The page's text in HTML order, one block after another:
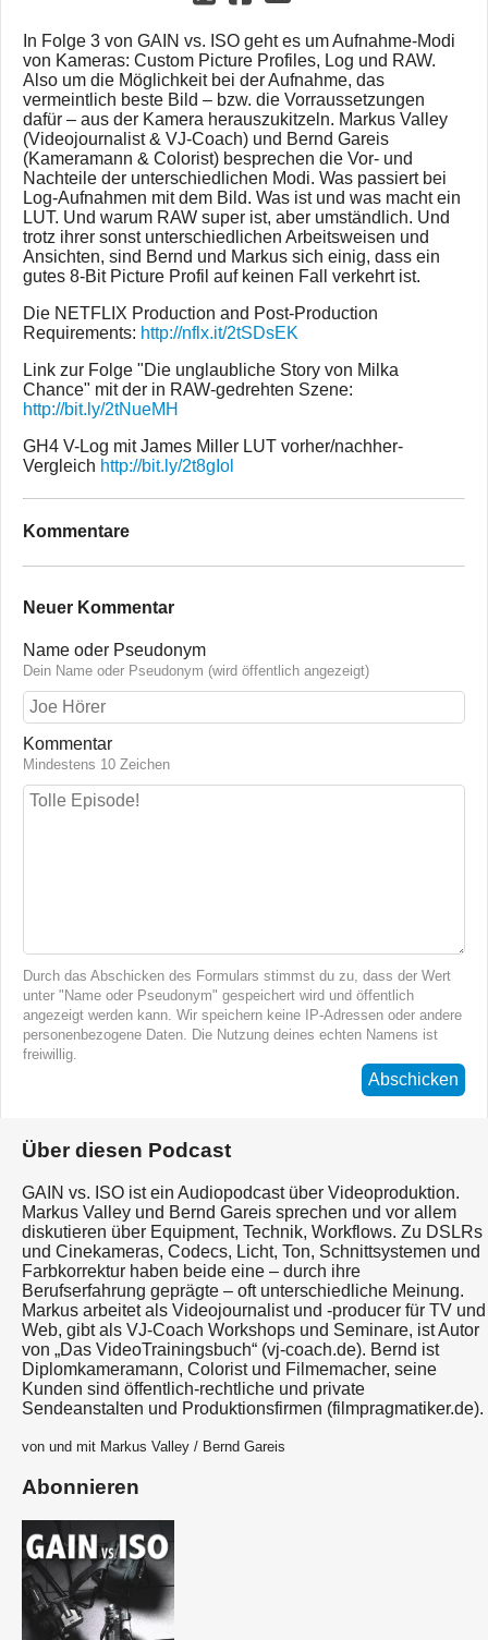
In Folge 3 von GAIN vs. ISO geht es um Aufnahme-Modi
von Kameras: Custom Picture Profiles, Log und RAW.
Also um die Möglichkeit bei der Aufnahme, das
vermeintlich beste Bild – bzw. die Vorraussetzungen
dafür – aus der Kamera herauszukitzeln. Markus Valley
(Videojournalist & VJ-Coach) und Bernd Gareis
(Kameramann & Colorist) besprechen die Vor- und
Nachteile der unterschiedlichen Modi. Was passiert bei
Log-Aufnahmen mit dem Bild. Was ist und was macht ein
LUT. Und warum RAW super ist, aber umständlich. Und
trotz ihrer sonst unterschiedlichen Arbeitsweisen und
Ansichten, sind Bernd und Markus sich einig, dass ein
gutes 8-Bit Picture Profil auf keinen Fall verkehrt ist.
Die NETFLIX Production and Post-Production
Requirements: http://nflx.it/2tSDsEK
Link zur Folge "Die unglaubliche Story von Milka
Chance" mit der in RAW-gedrehten Szene:
http://bit.ly/2tNueMH
GH4 V-Log mit James Miller LUT vorher/nachher-
Vergleich http://bit.ly/2t8gIol
Kommentare
Neuer Kommentar
Name oder Pseudonym
Dein Name oder Pseudonym (wird öffentlich angezeigt)
Kommentar
Mindestens 10 Zeichen
Durch das Abschicken des Formulars stimmst du zu, dass der Wert
unter "Name oder Pseudonym" gespeichert wird und öffentlich
angezeigt werden kann. Wir speichern keine IP-Adressen oder andere
personenbezogene Daten. Die Nutzung deines echten Namens ist
freiwillig.
Abschicken
Über diesen Podcast
GAIN vs. ISO ist ein Audiopodcast über Videoproduktion.
Markus Valley und Bernd Gareis sprechen und vor allem
diskutieren über Equipment, Technik, Workflows. Zu DSLRs
und Cinekameras, Codecs, Licht, Ton, Schnittsystemen und
Farbkorrektur haben beide eine – durch ihre
Berufserfahrung geprägte – oft unterschiedliche Meinung.
Markus arbeitet als Videojournalist und -producer für TV und
Web, gibt als VJ-Coach Workshops und Seminare, ist Autor
von „Das VideoTrainingsbuch“ (vj-coach.de). Bernd ist
Diplomkameramann, Colorist und Filmemacher, seine
Kunden sind öffentlich-rechtliche und private
Sendeanstalten und Produktionsfirmen (filmpragmatiker.de).
von und mit Markus Valley / Bernd Gareis
Abonnieren